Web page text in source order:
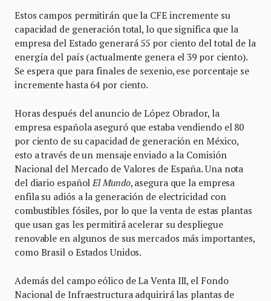
Estos campos permitirán que la CFE incremente su
capacidad de generación total, lo que significa que la
empresa del Estado generará 55 por ciento del total de la
energía del país (actualmente genera el 39 por ciento).
Se espera que para finales de sexenio, ese porcentaje se
incremente hasta 64 por ciento.
Horas después del anuncio de López Obrador, la
empresa española aseguró que estaba vendiendo el 80
por ciento de su capacidad de generación en México,
esto a través de un mensaje enviado a la Comisión
Nacional del Mercado de Valores de España. Una nota
del diario español El Mundo, asegura que la empresa
enfila su adiós a la generación de electricidad con
combustibles fósiles, por lo que la venta de estas plantas
que usan gas les permitirá acelerar su despliegue
renovable en algunos de sus mercados más importantes,
como Brasil o Estados Unidos.
Además del campo eólico de La Venta III, el Fondo
Nacional de Infraestructura adquirirá las plantas de